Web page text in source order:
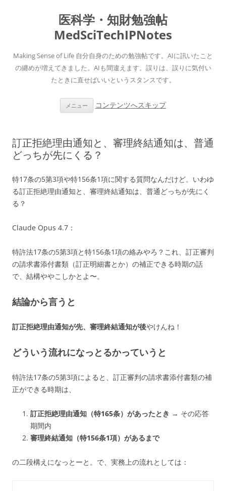
医科学・知財勉強帖
MedSciTechIPNotes
Making Sense of Life 自分自身のための勉強帖です。AIに訊いたこと
の纏めが増えてきました。AIも間違えます。誤りは、誤りに気付い
たときに直せばいいというスタンスです。
メニュー コンテンツへスキップ
訂正拒絶理由通知と、審理終結通知は、普通
どっちが先にくる？
特17条の5第3項や特156条1項に関する質問なんだけど。いわゆ
る訂正拒絶理由通知と、審理終結通知は、普通どっちが先にく
る？
Claude Opus 4.7：
特許法17条の5第3項と特156条1項の絡みやろ？これ、訂正審判
の請求書添付書類（訂正明細書とか）の補正できる時期の話
で、結構ややこしかとよ〜。
結論から言うと
訂正拒絶理由通知が先、審理終結通知が後やけんね！
どういう流れになっとるかっていうと
特許法17条の5第3項によると、訂正審判の請求書添付書類の補
正ができる時期は、
訂正拒絶理由通知（特165条）があったとき → その応答
期間内
審理終結通知（特156条1項）があるまで
の二段構えになっとーと。で、実務上の流れとしては：